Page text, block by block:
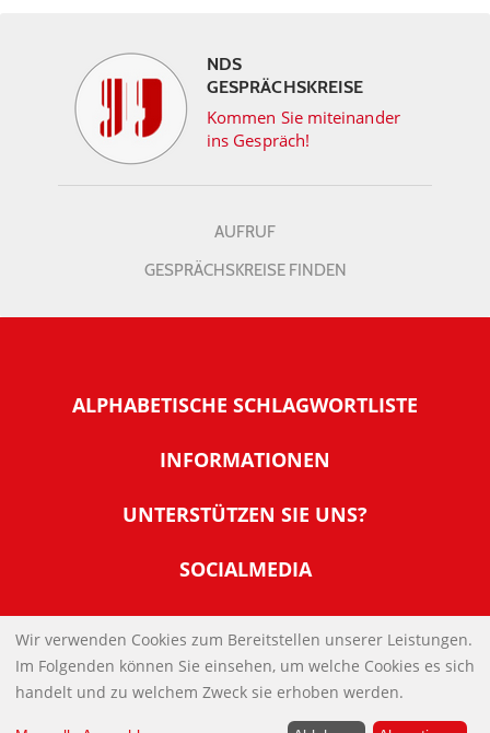
NDS
GESPRÄCHSKREISE
Kommen Sie miteinander
ins Gespräch!
AUFRUF
GESPRÄCHSKREISE FINDEN
ALPHABETISCHE SCHLAGWORTLISTE
INFORMATIONEN
Warum NachDenkSeiten
Tipps zur Nutzung der NachDenkSeiten
Banner und E-Mail-Signaturen
Links
Kontakt
UNTERSTÜTZEN SIE UNS?
Werden Sie Fördermitglied
Spenden Sie Online
SOCIALMEDIA
IMPRESSUM
DATENSCHUTZERKLÄRUNG
Wir verwenden Cookies zum Bereitstellen unserer Leistungen.
Im Folgenden können Sie einsehen, um welche Cookies es sich
handelt und zu welchem Zweck sie erhoben werden.